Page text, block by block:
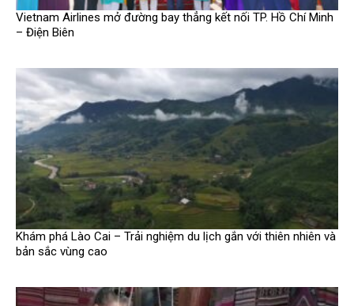
Vietnam Airlines mở đường bay thẳng kết nối TP. Hồ Chí Minh
– Điện Biên
Khám phá Lào Cai – Trải nghiệm du lịch gắn với thiên nhiên và
bản sắc vùng cao